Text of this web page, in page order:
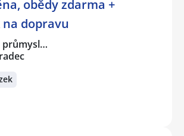
obědy zdarma +
dopravu
průmysl…